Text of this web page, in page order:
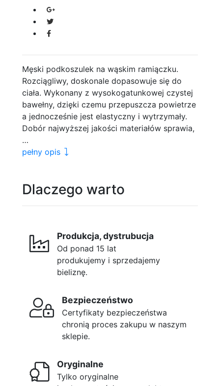
Męski podkoszulek na wąskim ramiączku.
Rozciągliwy, doskonale dopasowuje się do
ciała. Wykonany z wysokogatunkowej czystej
bawełny, dzięki czemu przepuszcza powietrze
a jednocześnie jest elastyczny i wytrzymały.
Dobór najwyższej jakości materiałów sprawia,
…
pełny opis
Dlaczego warto
Produkcja, dystrubucja
Od ponad 15 lat
produkujemy i sprzedajemy
bieliznę.
Bezpieczeństwo
Certyfikaty bezpieczeństwa
chronią proces zakupu w naszym
sklepie.
Oryginalne
Tylko oryginalne